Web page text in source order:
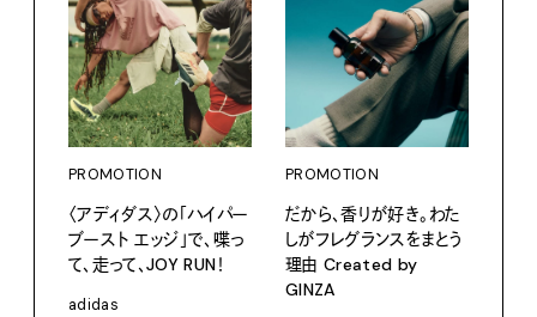
PROMOTION
〈アディダス〉の「ハイパー
ブースト エッジ」で、喋っ
て、走って、JOY RUN！
adidas
PROMOTION
だから、香りが好き。わた
しがフレグランスをまとう
理由 Created by
GINZA